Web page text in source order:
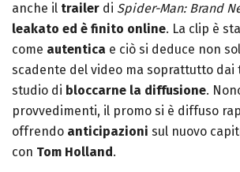
anche il trailer di Spider-Man: Brand
leakato ed è finito online. La clip è
come autentica e ciò si deduce non
scadente del video ma soprattutto
studio di bloccarne la diffusione.
provvedimenti, il promo si è diffuso
offrendo anticipazioni sul nuovo
con Tom Holland .